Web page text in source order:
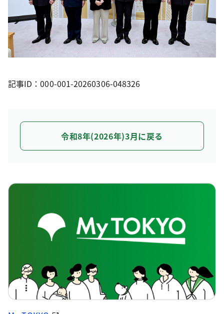
記事ID：000-001-20260306-048326
令和8年(2026年)3月に戻る